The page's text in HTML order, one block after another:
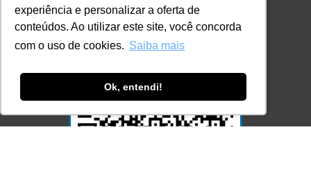
experiência e personalizar a oferta de
conteúdos. Ao utilizar este site, você concorda
com o uso de cookies. Saiba mais
Ok, entendi!